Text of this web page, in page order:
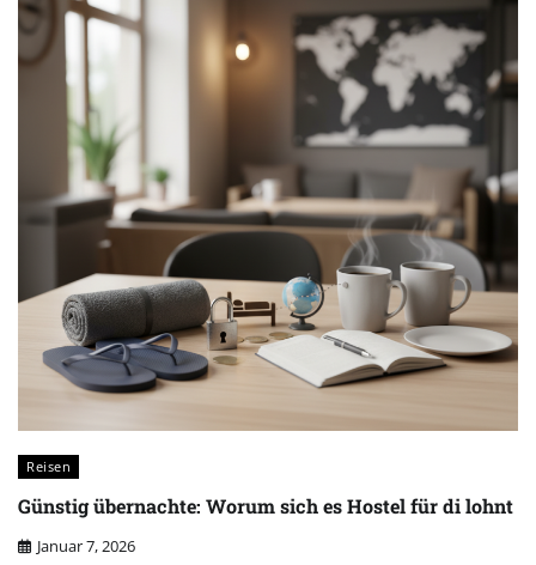
Reisen
Günstig übernachte: Worum sich es Hostel für di lohnt
Januar 7, 2026